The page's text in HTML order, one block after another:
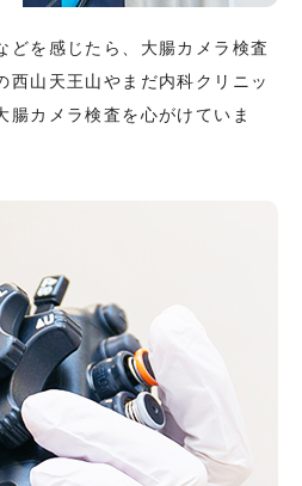
どを感じたら、大腸カメラ検査
西山天王山やまだ内科クリニッ
腸カメラ検査を心がけていま